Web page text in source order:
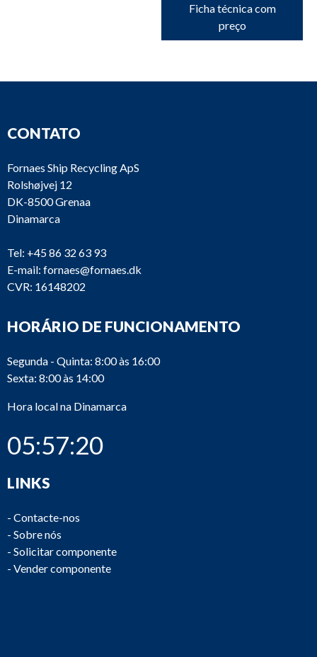
Ficha técnica com
preço
CONTATO
Fornaes Ship Recycling ApS
Rolshøjvej 12
DK-8500 Grenaa
Dinamarca
Tel: +45 86 32 63 93
E-mail: fornaes@fornaes.dk
CVR: 16148202
HORÁRIO DE FUNCIONAMENTO
Segunda - Quinta: 8:00 às 16:00
Sexta: 8:00 às 14:00
Hora local na Dinamarca
05:57:20
LINKS
- Contacte-nos
- Sobre nós
- Solicitar componente
- Vender componente